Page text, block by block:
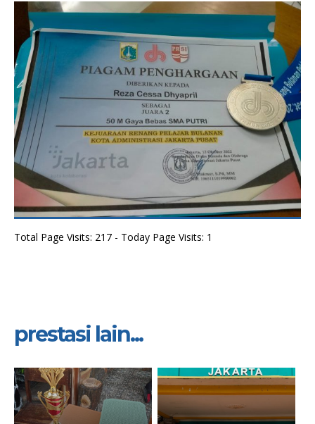
Total Page Visits: 217 - Today Page Visits: 1
prestasi lain...